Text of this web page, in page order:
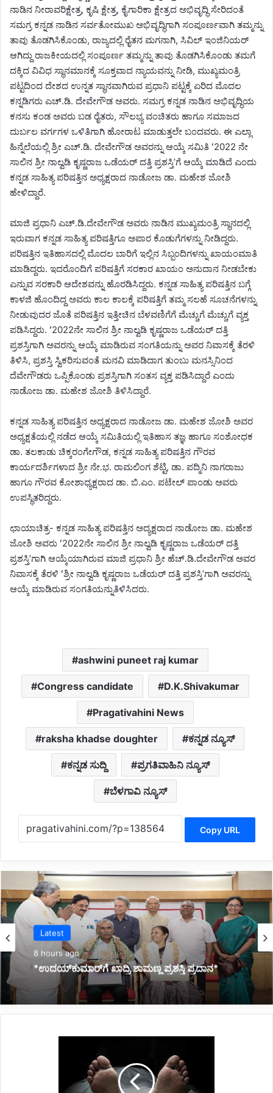
ನಾಡಿನ ನೀರಾವರಿಕ್ಷೇತ್ರ, ಕೃಷಿ ಕ್ಷೇತ್ರ, ಕೈಗಾರಿಕಾ ಕ್ಷೇತ್ರದ ಅಭಿವೃದ್ಧಿ ಸೇರಿದಂತೆ
ಸಮಗ್ರ ಕನ್ನಡ ನಾಡಿನ ಸರ್ವತೋಮುಖ ಅಭಿವೃದ್ಧಿಗಾಗಿ ಸಂಪೂರ್ಣವಾಗಿ ತಮ್ಮನ್ನು
ತಾವು ತೊಡಗಿಸಿಕೊಂಡು, ರಾಜ್ಯದಲ್ಲಿ ರೈತನ ಮಗನಾಗಿ, ಸಿವಿಲ್‌ ಇಂಜಿನಿಯರ್‌
ಆಗಿದ್ದು ರಾಜಕೀಯದಲ್ಲಿ ಸಂಪೂರ್ಣ ತಮ್ಮನ್ನು ತಾವು ತೊಡಗಿಸಿಕೊಂಡು ತಮಗೆ
ದಕ್ಕಿದ ವಿವಿಧ ಸ್ಥಾನಮಾನಕ್ಕೆ ಸೂಕ್ತವಾದ ನ್ಯಾಯವನ್ನು ನೀಡಿ, ಮುಖ್ಯಮಂತ್ರಿ
ಪಟ್ಟದಿಂದ ದೇಶದ ಉನ್ನತ ಸ್ಥಾನವಾಗಿರುವ ಪ್ರಧಾನಿ ಪಟ್ಟಕ್ಕೆ ಏರಿದ ಮೊದಲ
ಕನ್ನಡಿಗರು ಎಚ್‌.ಡಿ. ದೇವೇಗೌಡ ಅವರು. ಸಮಗ್ರ ಕನ್ನಡ ನಾಡಿನ ಅಭಿವೃದ್ಧಿಯ
ಕನಸು ಕಂಡ ಅವರು ಬಡ ರೈತರು, ಸೌಲಭ್ಯ ವಂಚಿತರು ಹಾಗೂ ಸಮಾಜದ
ದುರ್ಬಲ ವರ್ಗಗಳ ಒಳಿತಿಗಾಗಿ ಹೋರಾಟ ಮಾಡುತ್ತಲೇ ಬಂದವರು. ಈ ಎಲ್ಲಾ
ಹಿನ್ನೆಲೆಯಲ್ಲಿ ಶ್ರೀ ಎಚ್‌.ಡಿ. ದೇವೇಗೌಡ ಅವರನ್ನು ಆಯ್ಕೆ ಸಮಿತಿ ʻ2022 ನೇ
ಸಾಲಿನ ಶ್ರೀ ನಾಲ್ವಡಿ ಕೃಷ್ಣರಾಜ ಒಡೆಯರ್‌ ದತ್ತಿ ಪ್ರಶಸ್ತಿʼಗೆ ಆಯ್ಕೆ ಮಾಡಿದೆ ಎಂದು
ಕನ್ನಡ ಸಾಹಿತ್ಯ ಪರಿಷತ್ತಿನ ಅಧ್ಯಕ್ಷರಾದ ನಾಡೋಜ ಡಾ. ಮಹೇಶ ಜೋಶಿ
ಹೇಳಿದ್ದಾರೆ.
ಮಾಜಿ ಪ್ರಧಾನಿ ಎಚ್‌.ಡಿ.ದೇವೇಗೌಡ ಅವರು ನಾಡಿನ ಮುಖ್ಯಮಂತ್ರಿ ಸ್ಥಾನದಲ್ಲಿ
ಇರುವಾಗ ಕನ್ನಡ ಸಾಹಿತ್ಯ ಪರಿಷತ್ತಿಗೂ ಅಪಾರ ಕೊಡುಗೆಗಳನ್ನು ನೀಡಿದ್ದರು.
ಪರಿಷತ್ತಿನ ಇತಿಹಾಸದಲ್ಲಿ ಮೊದಲ ಬಾರಿಗೆ ಇಲ್ಲಿನ ಸಿಬ್ಬಂದಿಗಳನ್ನು ಖಾಯಂಮಾತಿ
ಮಾಡಿದ್ದರು. ಇದರೊಂದಿಗೆ ಪರಿಷತ್ತಿಗೆ ಸರಕಾರ ಖಾಯಂ ಅನುದಾನ ನೀಡಬೇಕು
ಎನ್ನುವ ಸರಕಾರಿ ಆದೇಶವನ್ನು ಹೊರಡಿಸಿದ್ದರು. ಕನ್ನಡ ಸಾಹಿತ್ಯ ಪರಿಷತ್ತಿನ ಬಗ್ಗೆ
ಕಾಳಜಿ ಹೊಂದಿದ್ದ ಅವರು ಕಾಲ ಕಾಲಕ್ಕೆ ಪರಿಷತ್ತಿಗೆ ತಮ್ಮ ಸಲಹೆ ಸೂಚನೆಗಳನ್ನು
ನೀಡುವುದರ ಜೊತೆ ಪರಿಷತ್ತಿನ ಇತ್ತೀಚಿನ ಬೆಳವಣಿಗೆಗೆ ಮೆಚ್ಚುಗೆ ಮೆಚ್ಚುಗೆ ವ್ಯಕ್ತ
ಪಡಿಸಿದ್ದರು. ʻ2022ನೇ ಸಾಲಿನ ಶ್ರೀ ನಾಲ್ವಡಿ ಕೃಷ್ಣರಾಜ ಒಡೆಯರ್‌ ದತ್ತಿ
ಪ್ರಶಸ್ತಿಗಾಗಿ ಅವರನ್ನು ಆಯ್ಕೆ ಮಾಡಿರುವ ಸಂಗತಿಯನ್ನು ಅವರ ನಿವಾಸಕ್ಕೆ ತೆರಳಿ
ತಿಳಿಸಿ, ಪ್ರಶಸ್ತಿ ಸ್ವಿಕರಿಸುವಂತೆ ಮನವಿ ಮಾಡಿದಾಗ ತುಂಬು ಮನಸ್ಸಿನಿಂದ
ದೆವೇಗೌಡರು ಒಪ್ಪಿಕೊಂಡು ಪ್ರಶಸ್ತಿಗಾಗಿ ಸಂತಸ ವ್ಯಕ್ತ ಪಡಿಸಿದ್ದಾರೆ ಎಂದು
ನಾಡೋಜ ಡಾ. ಮಹೇಶ ಜೋಶಿ ತಿಳಿಸಿದ್ದಾರೆ.
ಕನ್ನಡ ಸಾಹಿತ್ಯ ಪರಿಷತ್ತಿನ ಅಧ್ಯಕ್ಷರಾದ ನಾಡೋಜ ಡಾ. ಮಹೇಶ ಜೋಶಿ ಅವರ
ಅಧ್ಯಕ್ಷತೆಯಲ್ಲಿ ನಡೆದ ಆಯ್ಕೆ ಸಮಿತಿಯಲ್ಲಿ ಇತಿಹಾಸ ತಜ್ಞ ಹಾಗೂ ಸಂಶೋಧಕ
ಡಾ. ತಲಕಾಡು ಚಿಕ್ಕರಂಗೇಗೌಡ, ಕನ್ನಡ ಸಾಹಿತ್ಯ ಪರಿಷತ್ತಿನ ಗೌರವ
ಕಾರ್ಯದರ್ಶಿಗಳಾದ ಶ್ರೀ ನೇ.ಭ. ರಾಮಲಿಂಗ ಶೆಟ್ಟಿ, ಡಾ. ಪದ್ಮಿನಿ ನಾಗರಾಜು
ಹಾಗೂ ಗೌರವ ಕೋಶಾಧ್ಯಕ್ಷರಾದ ಡಾ. ಬಿ.ಎಂ. ಪಟೇಲ್ ಪಾಂಡು ಅವರು
ಉಪಸ್ಥಿತರಿದ್ದರು.
ಛಾಯಾಚಿತ್ರ- ಕನ್ನಡ ಸಾಹಿತ್ಯ ಪರಿಷತ್ತಿನ ಅದ್ಯಕ್ಷರಾದ ನಾಡೋಜ ಡಾ. ಮಹೇಶ
ಜೋಶಿ ಅವರು ʻ2022ನೇ ಸಾಲಿನ ಶ್ರೀ ನಾಲ್ವಡಿ ಕೃಷ್ಣರಾಜ ಒಡೆಯರ್‌ ದತ್ತಿ
ಪ್ರಶಸ್ತಿʼಗಾಗಿ ಆಯ್ಕೆಯಾಗಿರುವ ಮಾಜಿ ಪ್ರಧಾನಿ ಶ್ರೀ ಹೆಚ್‌.ಡಿ.ದೇವೇಗೌಡ ಅವರ
ನಿವಾಸಕ್ಕೆ ತೆರಳಿ ʻಶ್ರೀ ನಾಲ್ವಡಿ ಕೃಷ್ಣರಾಜ ಒಡೆಯರ್‌ ದತ್ತಿ ಪ್ರಶಸ್ತಿʼಗಾಗಿ ಅವರನ್ನು
ಆಯ್ಕೆ ಮಾಡಿರುವ ಸಂಗತಿಯನ್ನುತಿಳಿಸಿದರು.
ashwini puneet raj kumar
Congress candidate D.K.Shivakumar
Pragativahini News
raksha khadse doughter ಕನ್ನಡ ನ್ಯೂಸ್
ಕನ್ನಡ ಸುದ್ದಿ ಪ್ರಗತಿವಾಹಿನಿ ನ್ಯೂಸ್
ಬೆಳಗಾವಿ ನ್ಯೂಸ್
Copy URL
Latest
9 hours ago
*ಜ್ಞಾನಭಾರತಿ ರಸ್ತೆ ಅಪಘಾತದಲ್ಲಿ ವಿದ್ಯಾರ್ಥಿನಿ ಸಾವು:
ಕುಟುಂಬಕ್ಕೆ ಸರ್ಕಾರದಿಂದ 10 ಲಕ್ಷ ರೂ. ಪರಿಹಾರ*